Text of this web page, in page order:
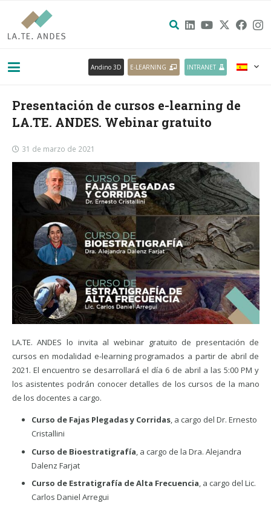
Andino 3D E-LEARNING INTRANET
Presentación de cursos e-learning de
LA.TE. ANDES. Webinar gratuito
31 de marzo de 2021
LA.TE. ANDES lo invita al webinar gratuito de presentación de
cursos en modalidad e-learning programados a partir de abril de
2021. El encuentro se desarrollará el día 6 de abril a las 5:00 PM y
los asistentes podrán conocer detalles de los cursos de la mano
de los docentes a cargo.
Curso de Fajas Plegadas y Corridas, a cargo del Dr. Ernesto
Cristallini
Curso de Bioestratigrafía, a cargo de la Dra. Alejandra
Dalenz Farjat
Curso de Estratigrafía de Alta Frecuencia, a cargo del Lic.
Carlos Daniel Arregui